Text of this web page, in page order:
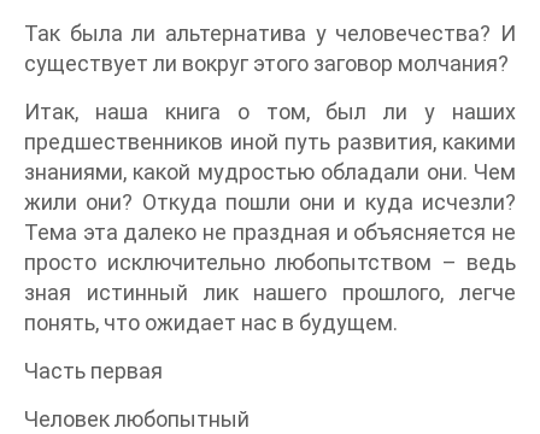
Так была ли альтернатива у человечества? И
существует ли вокруг этого заговор молчания?
Итак, наша книга о том, был ли у наших
предшественников иной путь развития, какими
знаниями, какой мудростью обладали они. Чем
жили они? Откуда пошли они и куда исчезли?
Тема эта далеко не праздная и объясняется не
просто исключительно любопытством – ведь
зная истинный лик нашего прошлого, легче
понять, что ожидает нас в будущем.
Часть первая
Человек любопытный